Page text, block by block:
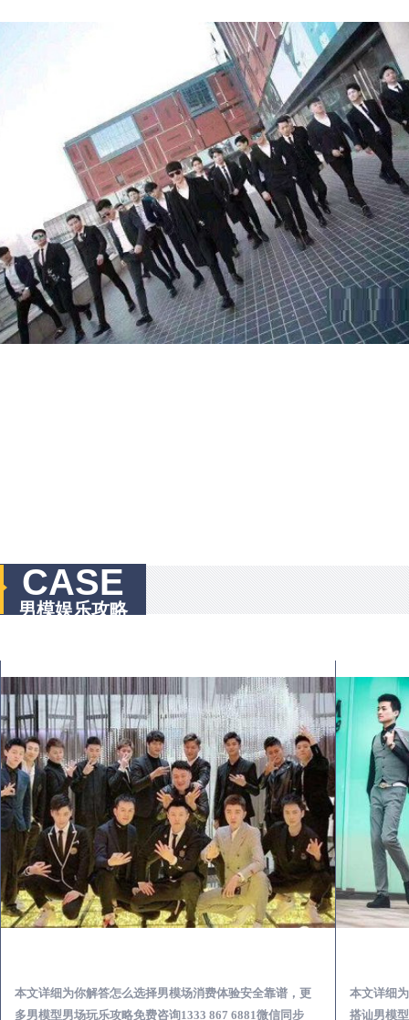
CASE
男模娱乐攻略
本文详细为你解答怎么选择男模场消费体验安全靠谱，更
多男模型男场玩乐攻略免费咨询1333 867 6881微信同步
本文详细
搭讪男模